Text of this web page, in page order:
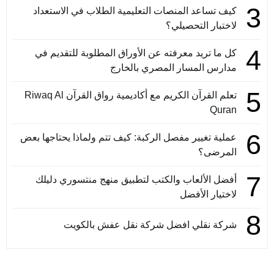
3
كيف تساعد المنصات التعليمية الطلاب في الاستعداد
لاختبار التحصيلي؟
4
كل ما تريد معرفته عن الأوراق المطلوبة للتقديم في
مدارس المسار المصري بالخارج
5
تعلم القرآن الكريم مع أكاديمية رواق القرآن Riwaq Al
Quran
6
عملية تغيير مفصل الركبة: كيف تتم ولماذا يحتاجها بعض
المرضى؟
7
أفضل الألعاب والكتب لتطبيق منهج منتسوري دليلك
لاختيار الأفضل
8 شركة نقلي افضل شركة نقل عفش بالكويت